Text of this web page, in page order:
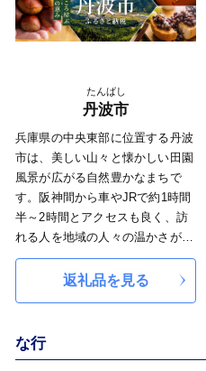
ちづくりに取り組んでおります。
何卒、ご支援のほどよろしくお願
たんばし
丹波市
兵庫県の中央東部に位置する丹波
市は、美しい山々と懐かしい田園
風景が広がる自然豊かなまちで
す。阪神間から車やJRで約1時間
半～2時間とアクセスも良く、訪
れる人を地域の人々の温かさがや
さしく迎えてくれます。
昼夜の寒暖差が大きく、秋から冬
にかけて山々を包む幻想的な「丹
大豆や栗などの丹波ブランドの農
産物を育てる恵みの環境でもあり
返礼品を見る
な行